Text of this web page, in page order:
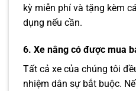
kỳ miễn phí và tặng kèm
dụng nếu cần.
6. Xe nâng có được mua
Tất cả xe của chúng tôi
nhiệm dân sự bắt buộc.